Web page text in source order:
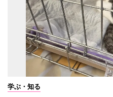
学ぶ・知る